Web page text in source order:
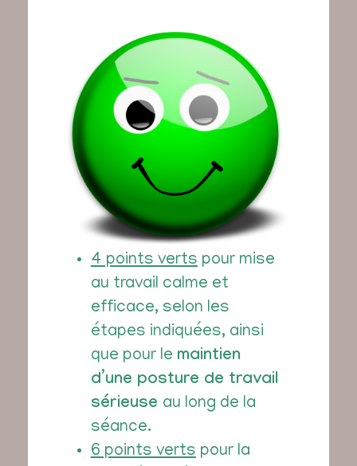
4 points vertspour mise
au travail calme et
efficace, selon les
étapes indiquées, ainsi
que pour le maintien
d’une posture de travail
sérieuse au long de la
séance.
6 points vertspour la